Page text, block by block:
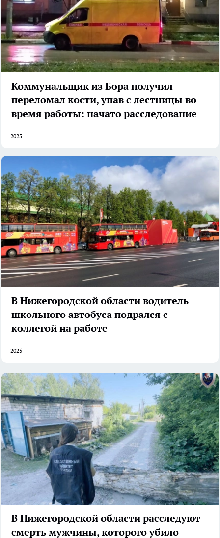
Коммунальщик из Бора получил
переломал кости, упав с лестницы во
время работы: начато расследование
2025
В Нижегородской области водитель
школьного автобуса подрался с
коллегой на работе
2025
В Нижегородской области расследуют
смерть мужчины, которого убило